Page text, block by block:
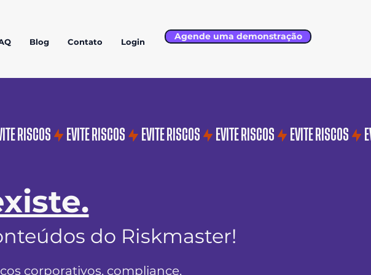
Blog Contato Login Agende uma demonstração
do Riskmaster!
corporativos, compliance,